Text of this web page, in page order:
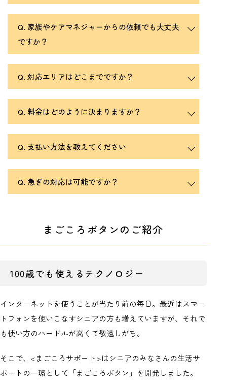
家族やケアマネジャーからの依頼でも大丈夫
ですか？
対応エリアはどこまでですか？
料金はどのように決まりますか？
支払い方法を教えてください
急ぎの対応は可能ですか？
まごころボタンのご紹介
100歳でも使えるテクノロジー
インターネットを使うことが当たり前の毎日。最近はスマー
トフォンを使いこなすシニアの方も増えていますが、それで
も使い方のハードルが高くて敬遠しがち。
そこで、<まごころサポート>はシニアのみなさんの生活サ
ポートの一環として「まごころボタン」を開発しました。